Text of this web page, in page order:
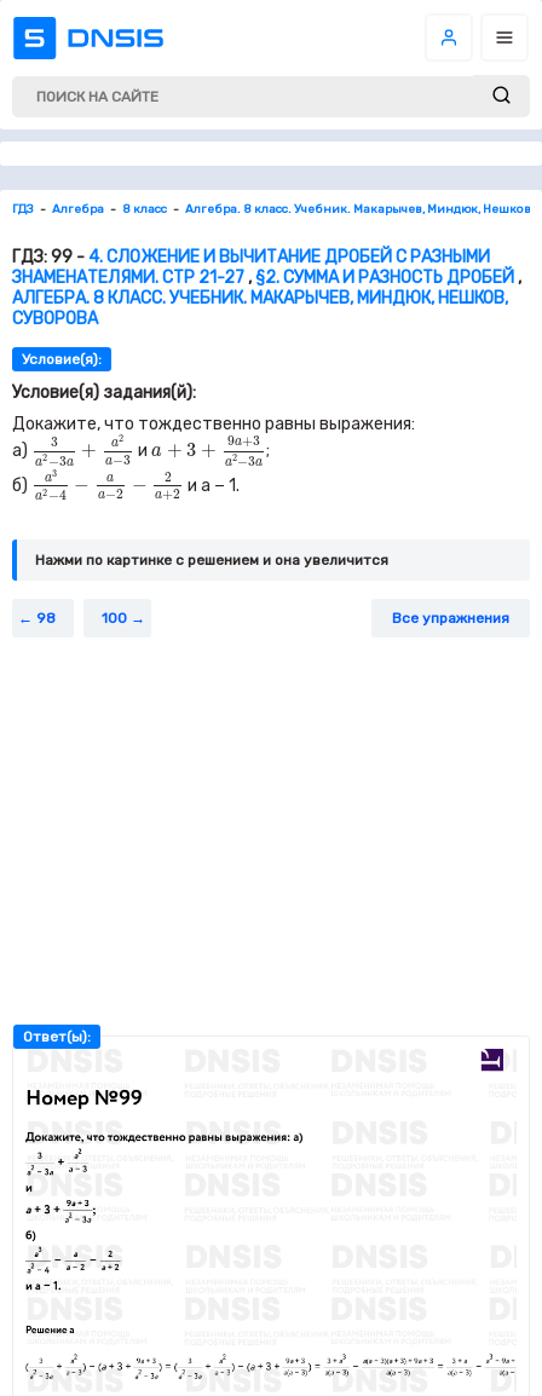
ГДЗ Алгебра 8 класс Алгебра. 8 класс. Учебник. Макарычев, Миндюк, Нешков,
ГДЗ: 99 - 4. СЛОЖЕНИЕ И ВЫЧИТАНИЕ ДРОБЕЙ С РАЗНЫМИ
ЗНАМЕНАТЕЛЯМИ. СТР 21-27,§2. СУММА И РАЗНОСТЬ ДРОБЕЙ,
АЛГЕБРА. 8 КЛАСС. УЧЕБНИК. МАКАРЫЧЕВ, МИНДЮК, НЕШКОВ,
СУВОРОВА
Условие(я):
Условие(я) задания(й):
Докажите, что тождественно равны выражения:
а)
3
a2 −3a
+ a2
a−3
3a2− 3a +a2 a−3
иa + 3 + 9a+3
a2−3a
a+3+ 9a+3a 2−3a
;
б)
a3
a2 −4 −
a
a−2 − 2
a+2
a3a2 −aa 2− 2
и a −1.
Нажми по картинке c решением и она увеличится
98 100 Все упражнения
Ответ(ы):